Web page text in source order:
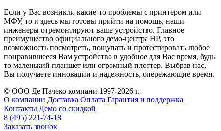
Если у Вас возникли какие-то проблемы с принтером или
МФУ, то и здесь мы готовы прийти на помощь, наши
инженеры отремонтируют ваше устройство. Главное
преимущество официального демо-центра HP, это
возможность посмотреть, пощупать и протестировать любое
понравившееся Вам устройство в удобное для Вас время, будь
то маленький планшет или огромный плоттер. Выбрав нас,
Вы получаете инновации и надежность, опережающие время.
© ООО Де Пачеко компани 1997-2026 г.
О компании Доставка Оплата Гарантия и поддержка
Контакты Демо со скидкой
8 (495) 221-74-18
Заказать звонок